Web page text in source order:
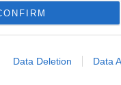
Data Deletion Data
przystanią”?